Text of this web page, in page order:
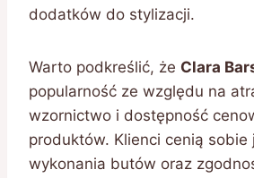
dodatków do stylizacji.
Warto podkreślić, że Clara
popularność ze względu na
wzornictwo i dostępność
produktów. Klienci cenią sobie
wykonania butów oraz